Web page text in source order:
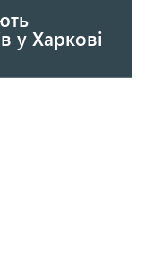
у Харкові